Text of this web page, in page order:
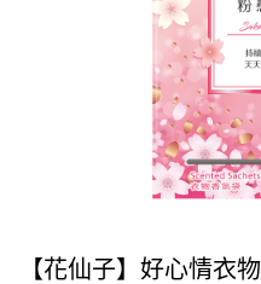
【花仙子】好心情衣